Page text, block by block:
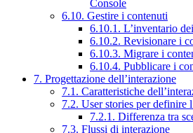
Console
6.10. Gestire i contenuti
6.10.1. L’inventario
6.10.2. Revisionare i
6.10.3. Migrare i
6.10.4. Pubblicare i
7. Progettazione dell’interazione
7.1. Caratteristiche
7.2. User stories per definire
7.2.1. Differenza tra
7.3. Flussi di interazione